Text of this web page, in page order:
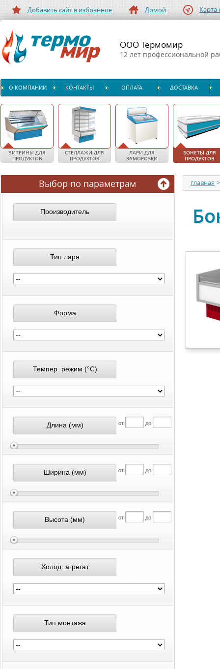
Добавить сайт в избранное Домой Карта
ООО Термомир
12 лет профессиональной
О КОМПАНИИ КОНТАКТЫ ОПЛАТА ДОСТАВКА
ВИТРИНЫ ДЛЯ
ПРОДУКТОВ
СТЕЛЛАЖИ ДЛЯ
ПРОДУКТОВ
ЛАРИ ДЛЯ
ЗАМОРОЗКИ
БОНЕТЫ ДЛЯ
ПРОДУКТОВ
главная >
Выбор по параметрам
Производитель
Тип ларя
Форма
Темпер. режим (°С)
Длина (мм) от до
Ширина (мм) от до
Высота (мм) от до
Холод. агрегат
Тип монтажа